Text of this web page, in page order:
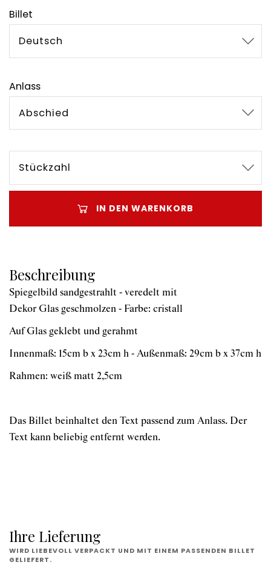
Billet
Deutsch
Anlass
Abschied
Stückzahl
IN DEN WARENKORB
Beschreibung
Spiegelbild sandgestrahlt - veredelt mit
Dekor Glas geschmolzen - Farbe: cristall
Auf Glas geklebt und gerahmt
Innenmaß: 15cm b x 23cm h - Außenmaß: 29cm b x 37cm h
Rahmen: weiß matt 2,5cm
Das Billet beinhaltet den Text passend zum Anlass. Der
Text kann beliebig entfernt werden.
Ihre Lieferung
WIRD LIEBEVOLL VERPACKT UND MIT EINEM PASSENDEN BILLET
GELIEFERT.